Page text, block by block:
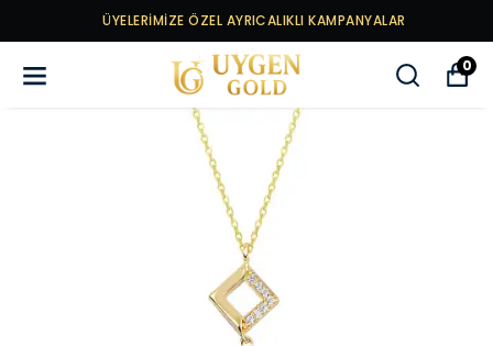
ÜYELERİMİZE ÖZEL AYRICALIKLI KAMPANYALAR
0